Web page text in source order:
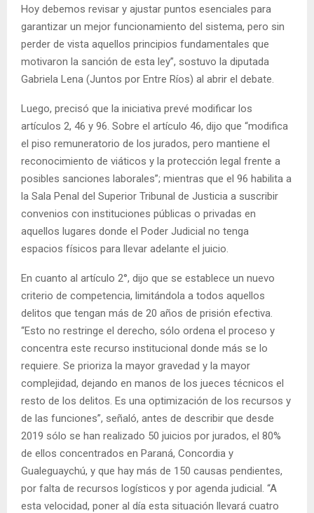
Hoy debemos revisar y ajustar puntos esenciales para
garantizar un mejor funcionamiento del sistema, pero sin
perder de vista aquellos principios fundamentales que
motivaron la sanción de esta ley”, sostuvo la diputada
Gabriela Lena (Juntos por Entre Ríos) al abrir el debate.
Luego, precisó que la iniciativa prevé modificar los
artículos 2, 46 y 96. Sobre el artículo 46, dijo que “modifica
el piso remuneratorio de los jurados, pero mantiene el
reconocimiento de viáticos y la protección legal frente a
posibles sanciones laborales”; mientras que el 96 habilita a
la Sala Penal del Superior Tribunal de Justicia a suscribir
convenios con instituciones públicas o privadas en
aquellos lugares donde el Poder Judicial no tenga
espacios físicos para llevar adelante el juicio.
En cuanto al artículo 2°, dijo que se establece un nuevo
criterio de competencia, limitándola a todos aquellos
delitos que tengan más de 20 años de prisión efectiva.
“Esto no restringe el derecho, sólo ordena el proceso y
concentra este recurso institucional donde más se lo
requiere. Se prioriza la mayor gravedad y la mayor
complejidad, dejando en manos de los jueces técnicos el
resto de los delitos. Es una optimización de los recursos y
de las funciones”, señaló, antes de describir que desde
2019 sólo se han realizado 50 juicios por jurados, el 80%
de ellos concentrados en Paraná, Concordia y
Gualeguaychú, y que hay más de 150 causas pendientes,
por falta de recursos logísticos y por agenda judicial. “A
esta velocidad, poner al día esta situación llevará cuatro